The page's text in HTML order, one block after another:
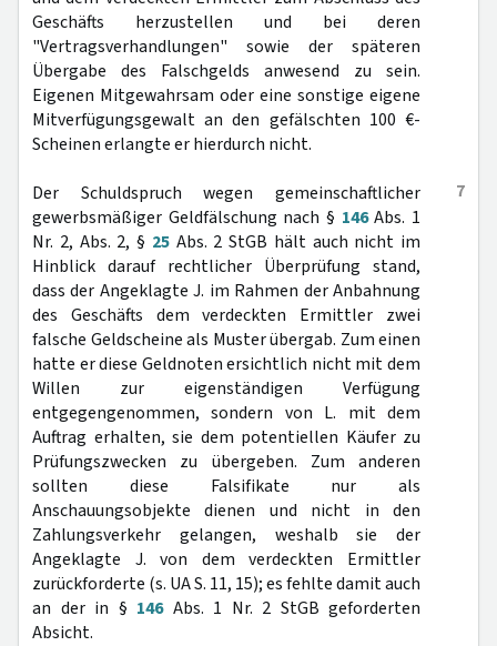
Geschäfts herzustellen und bei deren
"Vertragsverhandlungen" sowie der späteren
Übergabe des Falschgelds anwesend zu sein.
Eigenen Mitgewahrsam oder eine sonstige eigene
Mitverfügungsgewalt an den gefälschten 100 €-
Scheinen erlangte er hierdurch nicht.
7
Der Schuldspruch wegen gemeinschaftlicher
gewerbsmäßiger Geldfälschung nach § 146Abs. 1
Nr. 2, Abs. 2, § 25Abs. 2 StGB hält auch nicht im
Hinblick darauf rechtlicher Überprüfung stand,
dass der Angeklagte J. im Rahmen der Anbahnung
des Geschäfts dem verdeckten Ermittler zwei
falsche Geldscheine als Muster übergab. Zum einen
hatte er diese Geldnoten ersichtlich nicht mit dem
Willen zur eigenständigen Verfügung
entgegengenommen, sondern von L. mit dem
Auftrag erhalten, sie dem potentiellen Käufer zu
Prüfungszwecken zu übergeben. Zum anderen
sollten diese Falsifikate nur als
Anschauungsobjekte dienen und nicht in den
Zahlungsverkehr gelangen, weshalb sie der
Angeklagte J. von dem verdeckten Ermittler
zurückforderte (s. UA S. 11, 15); es fehlte damit auch
an der in § 146Abs. 1 Nr. 2 StGB geforderten
Absicht.